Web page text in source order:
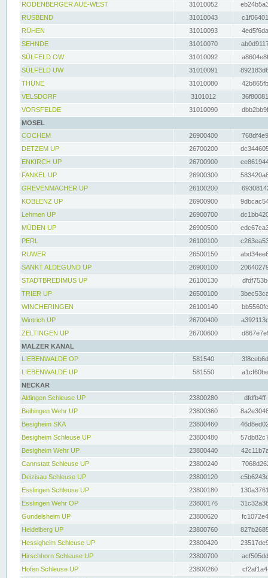
RODENBERGER AUE-WEST
31010052
RUSBEND
31010043
RÜHEN
31010093
SEHNDE
31010070
SÜLFELD OW
31010092
SÜLFELD UW
31010091
THUNE
31010080
VELSDORF
3101012
VORSFELDE
31010090
MOSEL
COCHEM
26900400
DETZEM UP
26700200
ENKIRCH UP
26700900
FANKEL UP
26900300
GREVENMACHER UP
26100200
KOBLENZ UP
26900900
Lehmen UP
26900700
MÜDEN UP
26900500
PERL
26100100
RUWER
26500150
SANKT ALDEGUND UP
26900100
STADTBREDIMUS UP
26100130
TRIER UP
26500100
WINCHERINGEN
26100140
Wintrich UP
26700400
ZELTINGEN UP
26700600
MALZER KANAL
LIEBENWALDE OP
581540
LIEBENWALDE UP
581550
NECKAR
Aldingen Schleuse UP
23800280
Beihingen Wehr UP
23800360
Besigheim SKA
23800460
Besigheim Schleuse UP
23800480
Besigheim Wehr UP
23800440
Cannstatt Schleuse UP
23800240
Deizisau Schleuse UP
23800120
Esslingen Schleuse UP
23800180
Esslingen Wehr OP
23800176
Gundelsheim UP
23800620
Heidelberg UP
23800760
Hessigheim Schleuse UP
23800420
Hirschhorn Schleuse UP
23800700
Hofen Schleuse UP
23800260